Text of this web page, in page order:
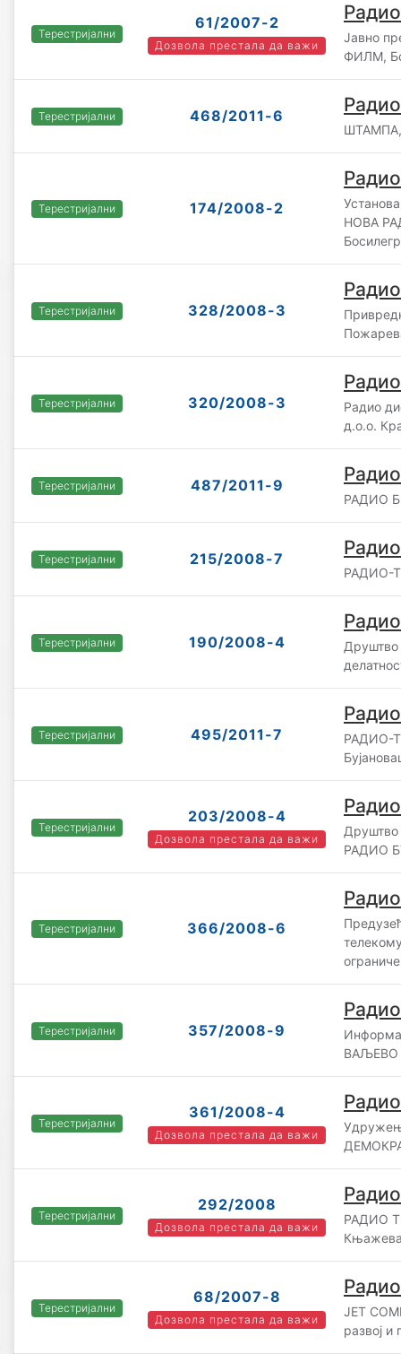
Терестријални
61/2007-2
Дозвола престала да важи
Јавно
ФИЛМ,
Терестријални 468/2011-6
Терестријални 174/2008-2
НОВА
Терестријални 328/2008-3
Терестријални 320/2008-3
Радио
д.о.о.
Терестријални 487/2011-9
РАДИО
Терестријални 215/2008-7
РАДИО-
Терестријални 190/2008-4
Друштво
Терестријални 495/2011-7
РАДИО-
Терестријални
203/2008-4
Дозвола престала да важи
Друштво
РАДИО
Терестријални 366/2008-6
Терестријални 357/2008-9
ВАЉЕВО
Терестријални
361/2008-4
Дозвола престала да важи
Терестријални
292/2008
Дозвола престала да важи
РАДИО
Терестријални
68/2007-8
Дозвола престала да важи
JET
развој и